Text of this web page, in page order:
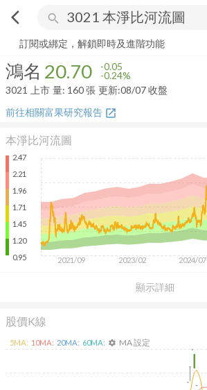
arrow_back_ios search
鴻名 20.70-0.24%
訂閱或綁定，解鎖即時及進階功能
鴻名 20.70 -0.05
-0.24%
3021
上市 量: 160張 更新:08/07 收盤
前往相關富果研究報告 open_in_new
本淨比河流圖
顯示詳細
2.47
2.21
1.96
1.71
1.45
1.20
0.95
2021/09 2023/02 2024/07
股價K線
5MA: 10MA: 20MA: 60MA: settings MA 設定